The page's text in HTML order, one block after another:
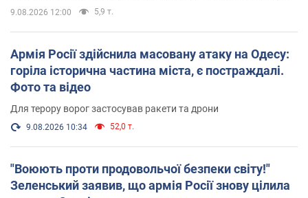
9.08.2026 12:00 5,9 т.
Армія Росії здійснила масовану атаку на Одесу:
горіла історична частина міста, є постраждалі.
Фото та відео
Для терору ворог застосував ракети та дрони
9.08.2026 10:34 52,0 т.
"Воюють проти продовольчої безпеки світу!"
Зеленський заявив, що армія Росії знову цілила